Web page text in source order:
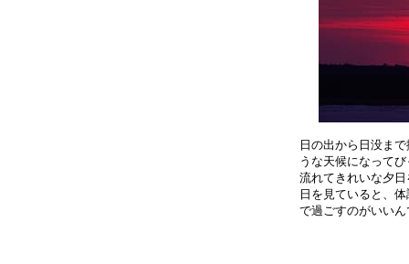
日の出から日没ま
うな天候になって
流れてきれいな夕
日を見ていると、